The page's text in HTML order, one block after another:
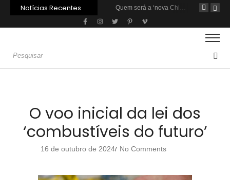
Notícias Recentes Quem será a ‘nova China’ do agro quando o apetite de Pequim acabar?
O voo inicial da lei dos
‘combustíveis do futuro’
16 de outubro de 2024/ No Comments